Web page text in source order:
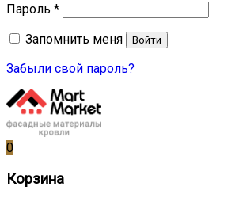
Пароль *
Запомнить меня
Войти
Забыли свой пароль?
0
Корзина